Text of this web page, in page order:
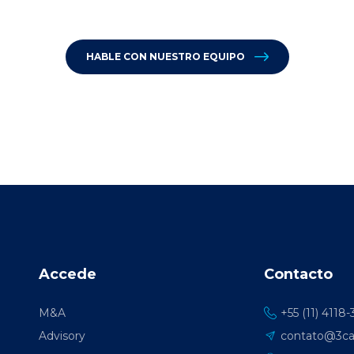
HABLE CON NUESTRO EQUIPO
Accede
M&A
Advisory
Contacto
+55 (11) 4118-